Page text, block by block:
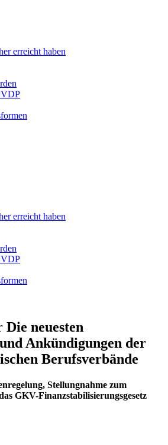
erreicht haben
erreicht haben
neuesten
Ankündigungen der
Berufsverbände
Stellungnahme zum
GKV-Finanzstabilisierungsgesetz